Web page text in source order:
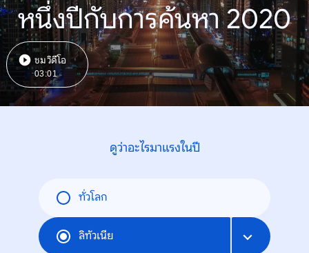
หนึ่งปีกับการค้นหา 2020
ชมวิดีโอ
03:01
ดูว่าอะไรมาแรงในปี
ทั่วโลก
ลิทัวเนีย